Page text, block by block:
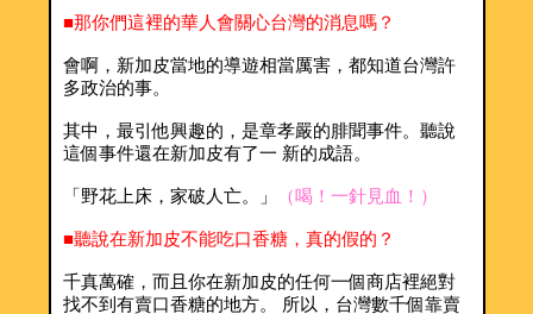
■那你們這裡的華人會關心台灣的消息嗎？
會啊，新加皮當地的導遊相當厲害，都知道台灣許
多政治的事。
其中，最引他興趣的，是章孝嚴的腓聞事件。聽說
這個事件還在新加皮有了一 新的成語。
「野花上床，家破人亡。」 （喝！一針見血！）
■聽說在新加皮不能吃口香糖，真的假的？
千真萬確，而且你在新加皮的任何一個商店裡絕對
找不到有賣口香糖的地方。 所以，台灣數千個靠賣